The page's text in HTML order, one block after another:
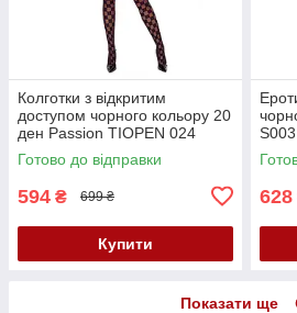
Колготки з відкритим
доступом чорного кольору 20
ден Passion TIOPEN 024
розмір 5 Кайф
Готово до відправки
594 ₴ 699 ₴
Купити
628
Показати ще